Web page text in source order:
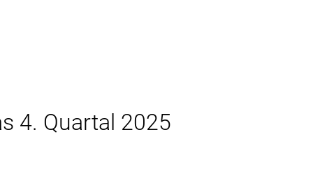
Gebührenordnungen
4. Quartal 2025